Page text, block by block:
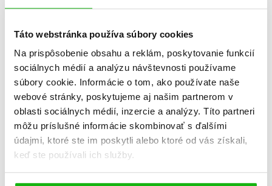
Táto webstránka používa súbory cookies
Na prispôsobenie obsahu a reklám, poskytovanie funkcií
sociálnych médií a analýzu návštevnosti používame
súbory cookie. Informácie o tom, ako používate naše
webové stránky, poskytujeme aj našim partnerom v
oblasti sociálnych médií, inzercie a analýzy. Títo partneri
môžu príslušné informácie skombinovať s ďalšími
údajmi, ktoré ste im poskytli alebo ktoré od vás získali,
keď ste používali ich služby.
knihy hier a nápadov
príručky a návody
PC hry
Počet strán 96
K stiahnutiu Ukážka.pdf
Dátum vydania 10.3.2023
Formát